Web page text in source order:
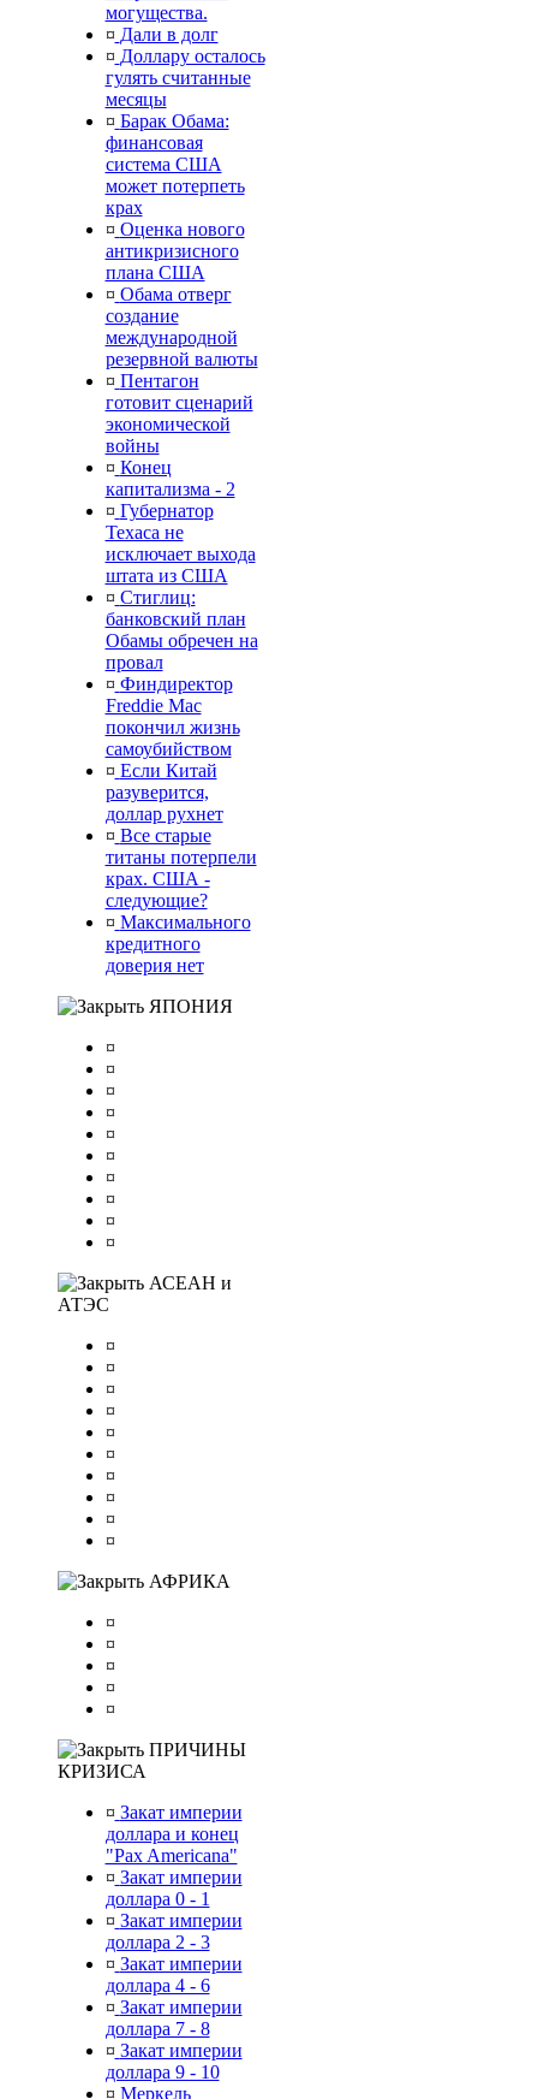
могущества.
¤ Дали в долг
¤ Доллару осталось
гулять считанные
месяцы
¤ Барак Обама:
финансовая
система США
может потерпеть
крах
¤ Оценка нового
антикризисного
плана США
¤ Обама отверг
создание
международной
резервной валюты
¤ Пентагон
готовит сценарий
экономической
войны
¤ Конец
капитализма - 2
¤ Губернатор
Техаса не
исключает выхода
штата из США
¤ Стиглиц:
банковский план
Обамы обречен на
провал
¤ Финдиректор
Freddie Mac
покончил жизнь
самоубийством
¤ Если Китай
разуверится,
доллар рухнет
¤ Все старые
титаны потерпели
крах. США -
следующие?
¤ Максимального
кредитного
доверия нет
ЯПОНИЯ
¤
¤
¤
¤
¤
¤
¤
¤
¤
¤
АСЕАН и
АТЭС
¤
¤
¤
¤
¤
¤
¤
¤
¤
¤
АФРИКА
¤
¤
¤
¤
¤
ПРИЧИНЫ
КРИЗИСА
¤ Закат империи
доллара и конец
"Pax Americana"
¤ Закат империи
доллара 0 - 1
¤ Закат империи
доллара 2 - 3
¤ Закат империи
доллара 4 - 6
¤ Закат империи
доллара 7 - 8
¤ Закат империи
доллара 9 - 10
¤ Меркель